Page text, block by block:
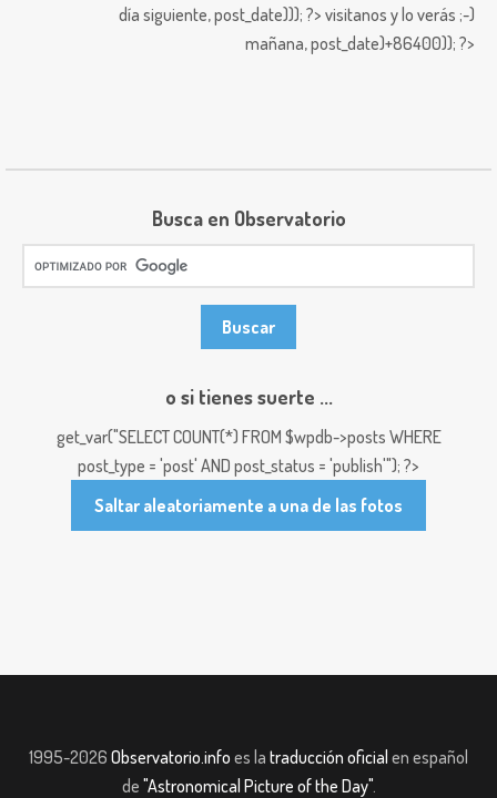
día siguiente,post_date))); ?> visitanos y lo verás ;-)
mañana,post_date)+86400)); ?>
Busca en Observatorio
o si tienes suerte ...
get_var("SELECT COUNT(*) FROM $wpdb->posts WHERE
post_type = 'post' AND post_status = 'publish'"); ?>
Saltar aleatoriamente a una de las fotos
1995-2026 Observatorio.info es la traducción oficial en español
de "Astronomical Picture of the Day".